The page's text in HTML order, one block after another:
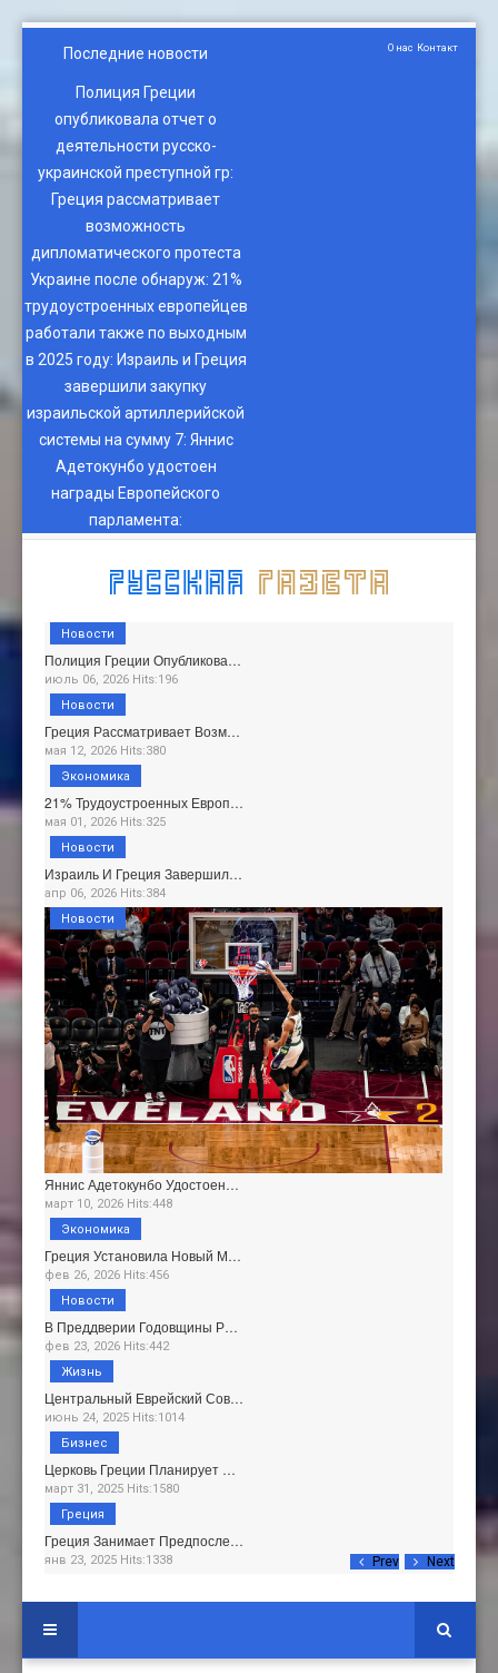
Последние новости
Полиция Греции
опубликовала отчет о
деятельности русско-
украинской преступной гр:
Греция рассматривает
возможность
дипломатического протеста
Украине после обнаруж: 21%
трудоустроенных европейцев
работали также по выходным
в 2025 году: Израиль и Греция
завершили закупку
израильской артиллерийской
системы на сумму 7: Яннис
Адетокунбо удостоен
награды Европейского
парламента:
О нас Контакт
Prev Next
Полиция Греции Опубликова…
июль 06, 2026 Hits:196
Новости
Греция Рассматривает Возм…
мая 12, 2026 Hits:380
Новости
21% Трудоустроенных Европ…
мая 01, 2026 Hits:325
Экономика
Израиль И Греция Завершил…
апр 06, 2026 Hits:384
Новости
Яннис Адетокунбо Удостоен…
март 10, 2026 Hits:448
Новости
Греция Установила Новый М…
фев 26, 2026 Hits:456
Экономика
В Преддверии Годовщины Р…
фев 23, 2026 Hits:442
Новости
Центральный Еврейский Сов…
июнь 24, 2025 Hits:1014
Жизнь
Церковь Греции Планирует …
март 31, 2025 Hits:1580
Бизнес
Греция Занимает Предпосле…
янв 23, 2025 Hits:1338
Греция